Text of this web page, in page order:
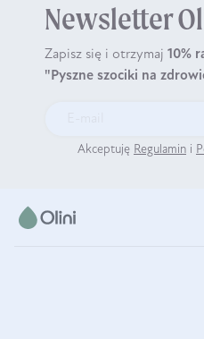
Newsletter
Zapisz się i otrzymaj 10%
"Pyszne szociki na
Akceptuję Regulamin i